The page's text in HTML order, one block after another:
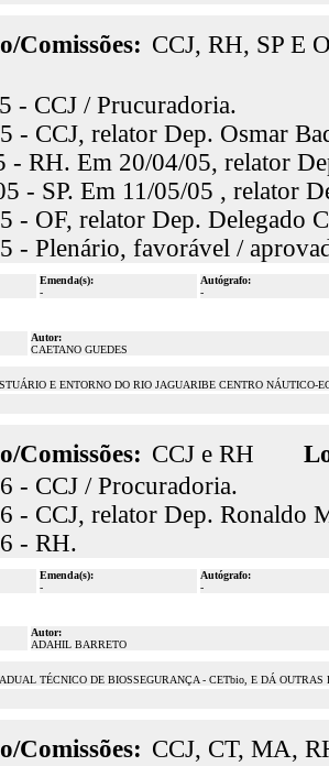
Comissões: CCJ, RH, SP E
- CCJ / Prucuradoria.
- CCJ, relator Dep. Osmar
- RH. Em 20/04/05, relator
- SP. Em 11/05/05 , relator
- OF, relator Dep. Delegado
- Plenário, favorável /
Emenda(s):
-
Autógrafo:
-
Autor:
CAETANO GUEDES
E ENTORNO DO RIO JAGUARIBE CENTRO NÁUTICO-
Comissões: CCJ e RH
- CCJ / Procuradoria.
- CCJ, relator Dep. Ronaldo
- RH.
Emenda(s):
-
Autógrafo:
-
Autor:
ADAHIL BARRETO
TÉCNICO DE BIOSSEGURANÇA - CETbio, E DÁ OUTRAS
Comissões: CCJ, CT, MA,